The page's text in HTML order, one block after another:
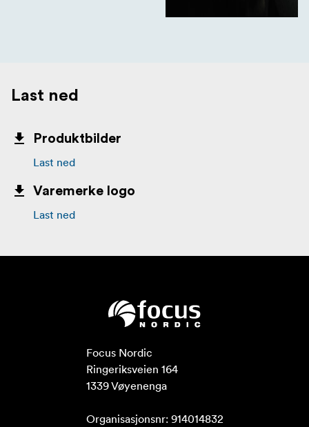
Last ned
Produktbilder
Last ned
Varemerke logo
Last ned
Focus Nordic
Ringeriksveien 164
1339 Vøyenenga
Organisasjonsnr: 914014832